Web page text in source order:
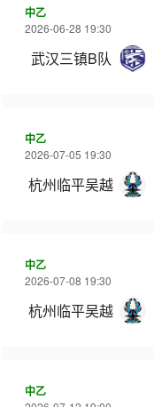
中乙
2026-06-28 19:30
武汉三镇B队
中乙
2026-07-05 19:30
杭州临平吴越
中乙
2026-07-08 19:30
杭州临平吴越
中乙